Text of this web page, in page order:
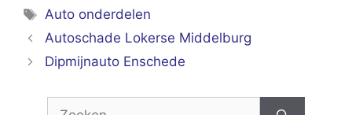
Tags
Auto onderdelen
Autoschade Lokerse Middelburg
Dipmijnauto Enschede
Zoek